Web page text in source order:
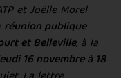
et Joëlle Morel
réunion publique
et Belleville, à la
16 novembre à 18